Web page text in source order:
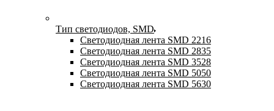
Тип светодиодов, SMD
Cветодиодная лента SMD 2216
Светодиодная лента SMD 2835
Светодиодная лента SMD 3528
Светодиодная лента SMD 5050
Светодиодная лента SMD 5630